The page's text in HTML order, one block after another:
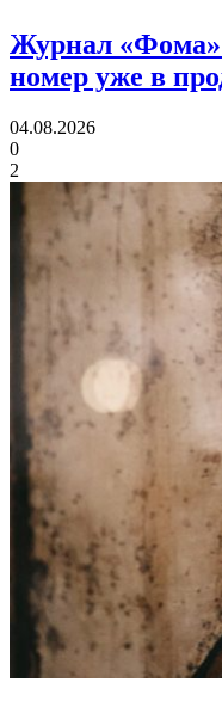
Журнал «Фома»
номер уже в
04.08.2026
0
2